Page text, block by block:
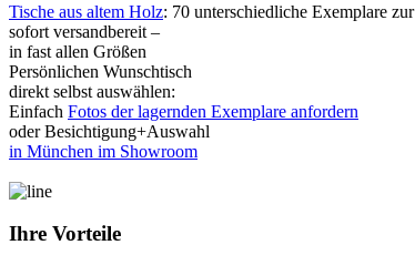
Tische aus altem Holz: 70 unterschiedliche Exemplare
sofort versandbereit –
in fast allen Größen
Persönlichen Wunschtisch
direkt selbst auswählen:
Einfach Fotos der lagernden Exemplare anfordern
oder Besichtigung+Auswahl
in München im Showroom
Ihre Vorteile